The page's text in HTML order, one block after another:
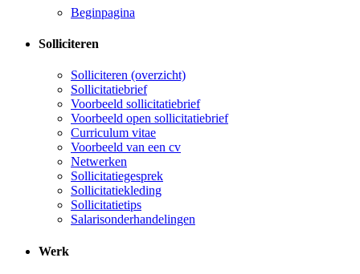
Beginpagina
Solliciteren
Solliciteren (overzicht)
Sollicitatiebrief
Voorbeeld sollicitatiebrief
Voorbeeld open sollicitatiebrief
Curriculum vitae
Voorbeeld van een cv
Netwerken
Sollicitatiegesprek
Sollicitatiekleding
Sollicitatietips
Salarisonderhandelingen
Werk